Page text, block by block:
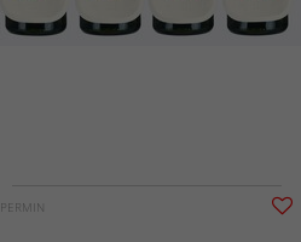
PERMIN